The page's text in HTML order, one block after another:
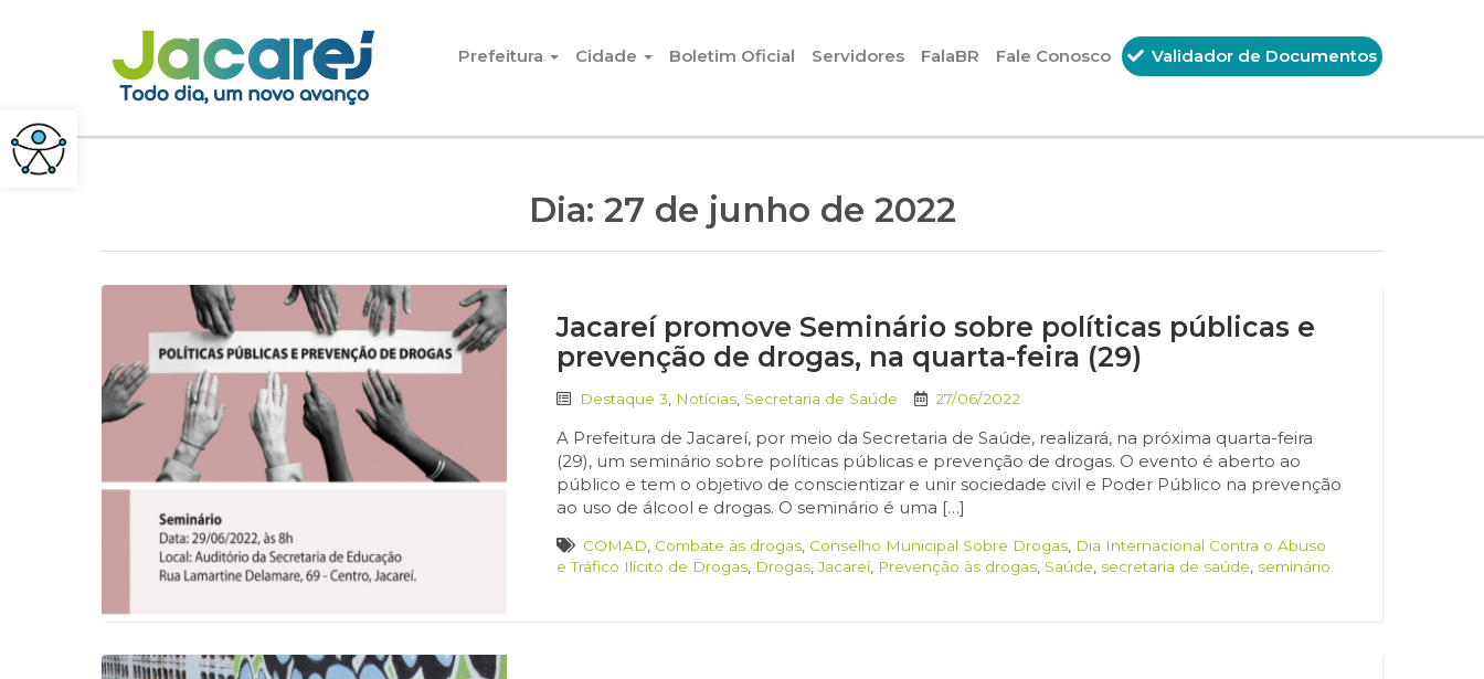
Pular para o conteúdo
Prefeitura
Cidade Boletim Oficial Servidores FalaBR Fale Conosco Validador de Documentos
Dia: 27 de junho de 2022
Jacareí promove Seminário sobre políticas públicas e
prevenção de drogas, na quarta-feira (29)
Destaque 3 Notícias, Secretaria de Saúde 27/06/2022
A Prefeitura de Jacareí, por meio da Secretaria de Saúde, realizará, na próxima quarta-feira
(29), um seminário sobre políticas públicas e prevenção de drogas. O evento é aberto ao
público e tem o objetivo de conscientizar e unir sociedade civil e Poder Público na prevenção
ao uso de álcool e drogas. O seminário é uma […]
COMAD Combate às drogas, Conselho Municipal Sobre Drogas, Dia Internacional Contra o Abuso
e Tráfico Ilícito de Drogas, Drogas,Jacareí, Prevenção às drogas, Saúde secretaria de saúde seminário